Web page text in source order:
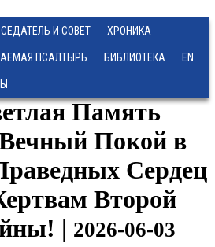
И СОВЕТ ХРОНИКА
ПСАЛТЫРЬ БИБЛИОТЕКА EN
Память
Покой в
Сердец
Второй
| 2026-06-03